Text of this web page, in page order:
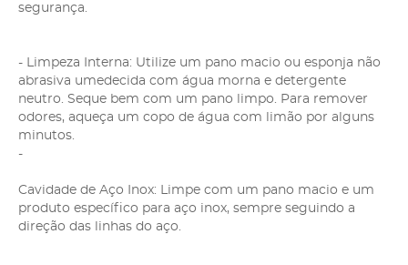
segurança.
- Limpeza Interna: Utilize um pano macio ou esponja não
abrasiva umedecida com água morna e detergente
neutro. Seque bem com um pano limpo. Para remover
odores, aqueça um copo de água com limão por alguns
minutos.
-
Cavidade de Aço Inox: Limpe com um pano macio e um
produto específico para aço inox, sempre seguindo a
direção das linhas do aço.